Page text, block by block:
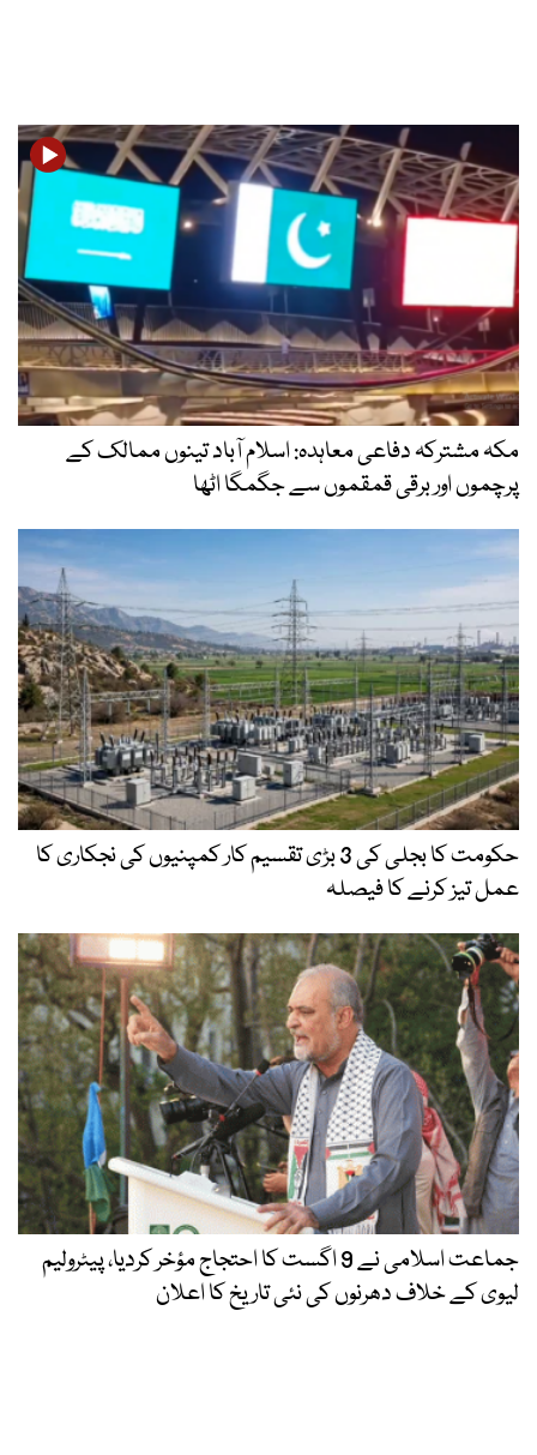
مکہ مشترکہ دفاعی معاہدہ: اسلام آباد تینوں ممالک کے
پرچموں اور برقی قمقموں سے جگمگا اٹھا
حکومت کا بجلی کی 3 بڑی تقسیم کار کمپنیوں کی نجکاری کا
عمل تیز کرنے کا فیصلہ
جماعت اسلامی نے 9 اگست کا احتجاج مؤخر کردیا، پیٹرولیم
لیوی کے خلاف دھرنوں کی نئی تاریخ کا اعلان